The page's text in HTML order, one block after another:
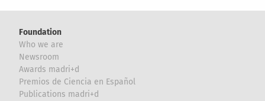
Foundation
Who we are
Newsroom
Awards madri+d
Premios de Ciencia en Español
Publications madri+d